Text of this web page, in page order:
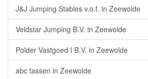
J&J Jumping Stables v.o.f. in Zeewolde
Veldstar Jumping B.V. in Zeewolde
Polder Vastgoed I B.V. in Zeewolde
abc tassen in Zeewolde